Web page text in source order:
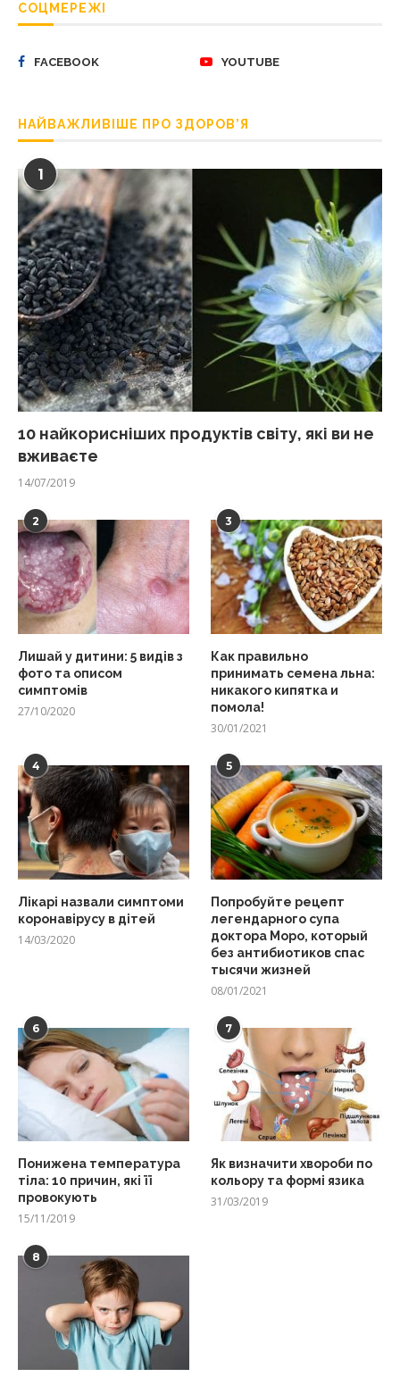
СОЦМЕРЕЖІ
FACEBOOK YOUTUBE
НАЙВАЖЛИВІШЕ ПРО ЗДОРОВ’Я
1
10 найкорисніших продуктів світу, які ви не
вживаєте
14/07/2019
2
Лишай у дитини: 5 видів з
фото та описом
симптомів
27/10/2020
3
Как правильно
принимать семена льна:
никакого кипятка и
помола!
30/01/2021
4
Лікарі назвали симптоми
коронавірусу в дітей
14/03/2020
5
Попробуйте рецепт
легендарного супа
доктора Моро, который
без антибиотиков спас
тысячи жизней
08/01/2021
6
Понижена температура
тіла: 10 причин, які її
провокують
15/11/2019
7
Як визначити хвороби по
кольору та формі язика
31/03/2019
8